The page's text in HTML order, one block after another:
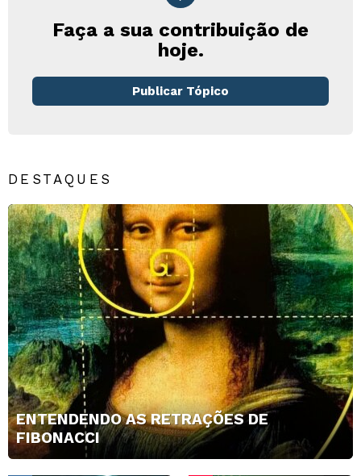
Faça a sua contribuição de
hoje.
Publicar Tópico
DESTAQUES
ENTENDENDO AS RETRAÇÕES DE
FIBONACCI